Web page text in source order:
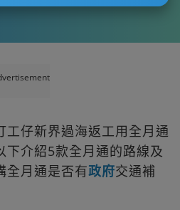
工仔新界過海返工用全月通
下介紹5款全月通的路線及
全月通是否有政府交通補